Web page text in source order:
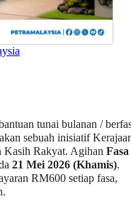
tunai bulanan /
sebuah inisiatif
Kasih Rakyat. Agihan Fasa
21 Mei 2026 (Khamis).
RM600 setiap fasa,